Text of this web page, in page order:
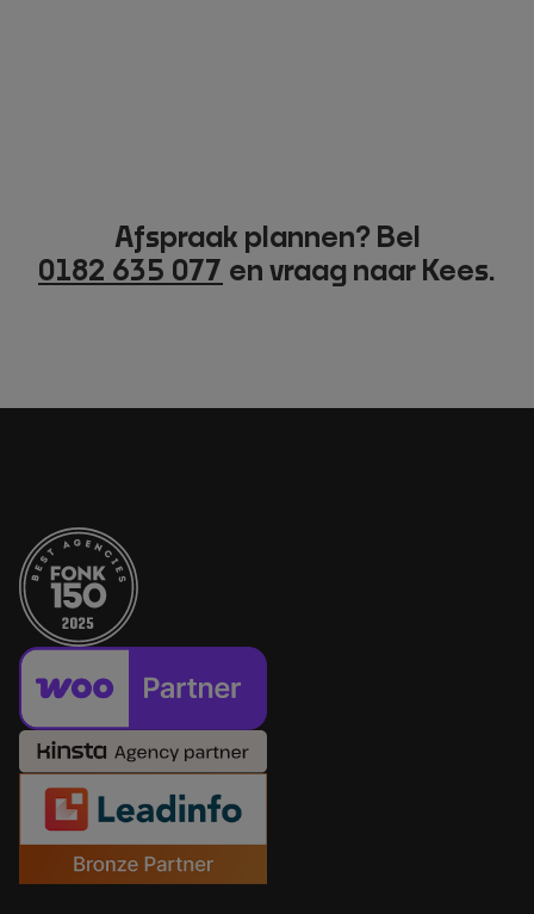
Afspraak plannen? Bel
0182 635 077 en vraag naar Kees.